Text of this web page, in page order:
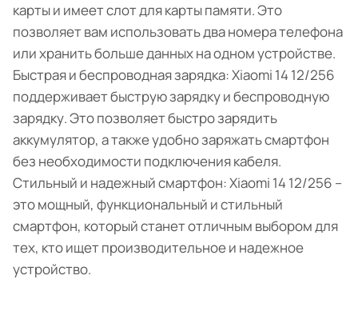
карты и имеет слот для карты памяти. Это
позволяет вам использовать два номера телефона
или хранить больше данных на одном устройстве.
Быстрая и беспроводная зарядка: Xiaomi 14 12/256
поддерживает быструю зарядку и беспроводную
зарядку. Это позволяет быстро зарядить
аккумулятор, а также удобно заряжать смартфон
без необходимости подключения кабеля.
Стильный и надежный смартфон: Xiaomi 14 12/256 –
это мощный, функциональный и стильный
смартфон, который станет отличным выбором для
тех, кто ищет производительное и надежное
устройство.